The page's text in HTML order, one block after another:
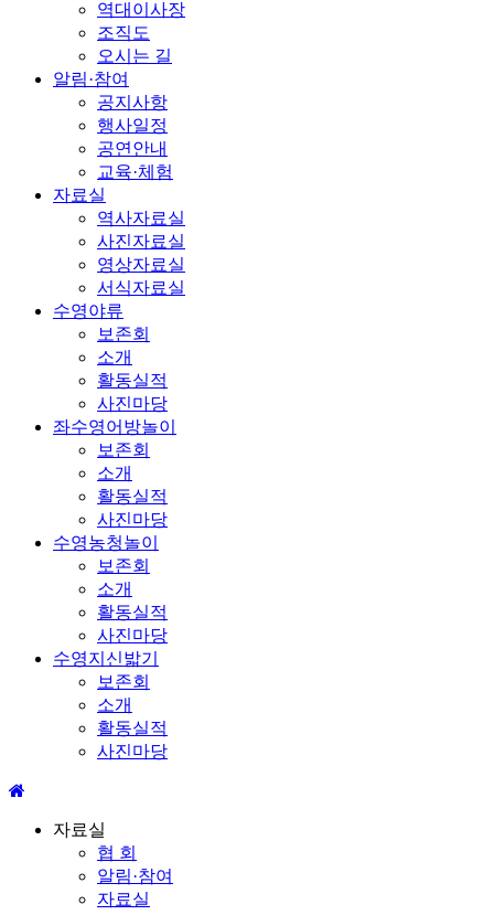
역대이사장
조직도
오시는 길
알림·참여
공지사항
행사일정
공연안내
교육·체험
자료실
역사자료실
사진자료실
영상자료실
서식자료실
수영야류
보존회
소개
활동실적
사진마당
좌수영어방놀이
보존회
소개
활동실적
사진마당
수영농청놀이
보존회
소개
활동실적
사진마당
수영지신밟기
보존회
소개
활동실적
사진마당
자료실
협 회
알림·참여
자료실